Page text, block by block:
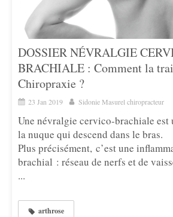
DOSSIER NÉVRALGIE
BRACHIALE : Comment la
Chiropraxie ?
23 Jan 2019 Sidonie Masurel chiropracteur
Une névralgie cervico-brachiale est
la nuque qui descend dans le bras.
Plus précisément, c’est une
brachial : réseau de nerfs et de
...
arthrose